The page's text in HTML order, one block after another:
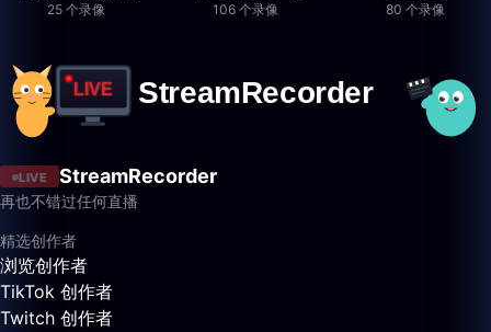
25 个录像 106 个录像 80 个录像
LIVE StreamRecorder
再也不错过任何直播
精选创作者
浏览创作者
TikTok 创作者
Twitch 创作者